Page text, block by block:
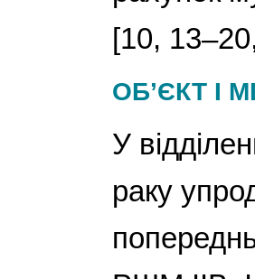
[10,
ОБ’ЄКТ І
У
раку